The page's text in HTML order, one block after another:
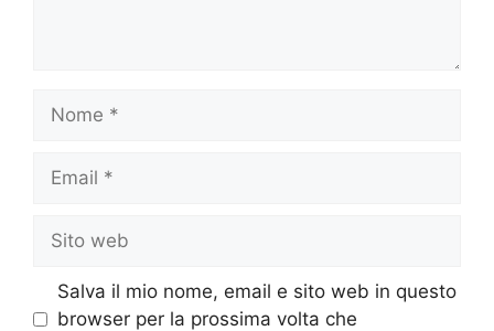
Nome
Email
Sito
web
Salva il mio nome, email e sito web in questo
browser per la prossima volta che